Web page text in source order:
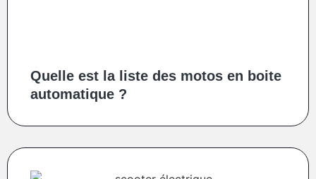
Quelle est la liste des motos en boite
automatique ?